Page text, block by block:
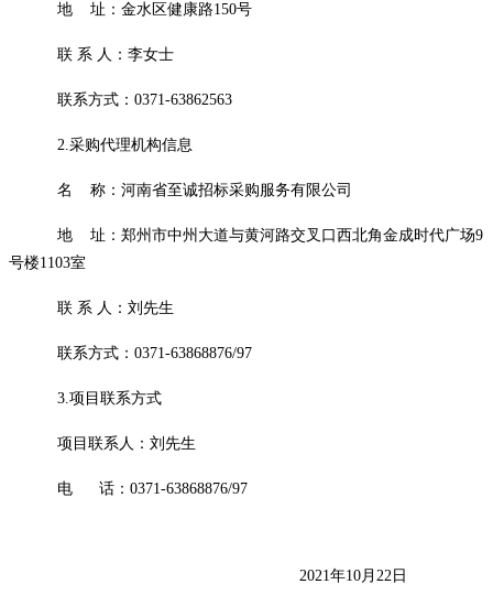
地 址：金水区健康路150号
联 系 人：李女士
联系方式： 0371-63862563
2.采购代理机构信息
名 称：河南省至诚招标采购服务有限公司
地 址：郑州市中州大道与黄河路交叉口西北角金成时代广场9
号楼1103室
联 系 人： 刘先生
联系方式： 0371-63868876/97
3.项目联系方式
项目联系人： 刘先生
电 话： 0371-63868876/97
2021年10月 22 日